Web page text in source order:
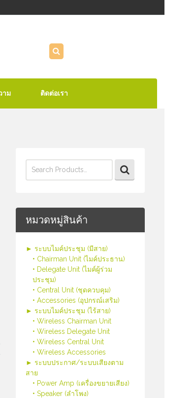
าม ติดต่อเรา
for:
หมวดหมู่สินค้า
► ระบบไมค์ประชุม (มีสาย)
• Chairman Unit (ไมค์ประธาน)
• Delegate Unit (ไมค์ผู้ร่วม
ประชุม)
• Central Unit (ชุดควบคุม)
• Accessories (อุปกรณ์เสริม)
► ระบบไมค์ประชุม (ไร้สาย)
• Wireless Chairman Unit
• Wireless Delegate Unit
• Wireless Central Unit
• Wireless Accessories
► ระบบประกาศ/ระบบเสียงตาม
สาย
• Power Amp (เครื่องขยายเสียง)
• Speaker (ลำโพง)